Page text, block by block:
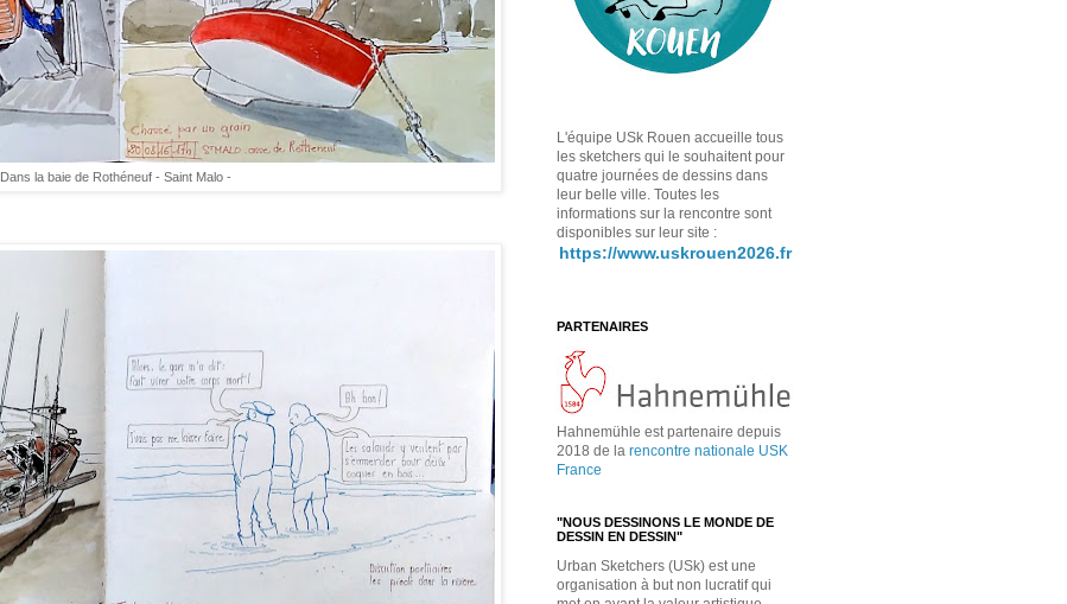
Dans la baie de Rothéneuf - Saint Malo -
L'équipe USk Rouen accueille tous
les sketchers qui le souhaitent pour
quatre journées de dessins dans
leur belle ville. Toutes les
informations sur la rencontre sont
disponibles sur leur site :
https://www.uskrouen2026.fr
PARTENAIRES
Hahnemühle est partenaire depuis
2018 de la rencontre nationale USK
France
"NOUS DESSINONS LE MONDE DE
DESSIN EN DESSIN"
Urban Sketchers (USk) est une
organisation à but non lucratif qui